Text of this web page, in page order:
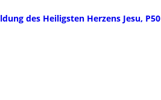
des Heiligsten Herzens Jesu,